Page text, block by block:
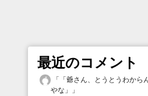
最近のコメント
「 「爺さん、とうとうわか
やな」
」